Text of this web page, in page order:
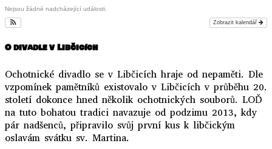
Nejsou žádné nadcházející události.
Zobrazit kalendář
O divadle v Libčicích
Ochotnické divadlo se v Libčicích hraje od nepaměti. Dle
vzpomínek pamětníků existovalo v Libčicích v průběhu 20.
století dokonce hned několik ochotnických souborů. LOĎ
na tuto bohatou tradici navazuje od podzimu 2013, kdy
pár nadšenců, připravilo svůj první kus k libčickým
oslavám svátku sv. Martina.